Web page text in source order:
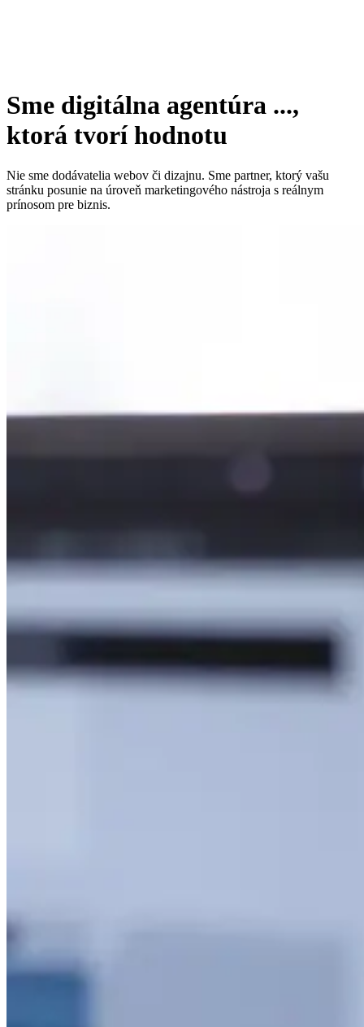
Sme digitálna agentúra ...,
ktorá tvorí hodnotu
Nie sme dodávatelia webov či dizajnu. Sme partner, ktorý vašu
stránku posunie na úroveň marketingového nástroja s reálnym
prínosom pre biznis.